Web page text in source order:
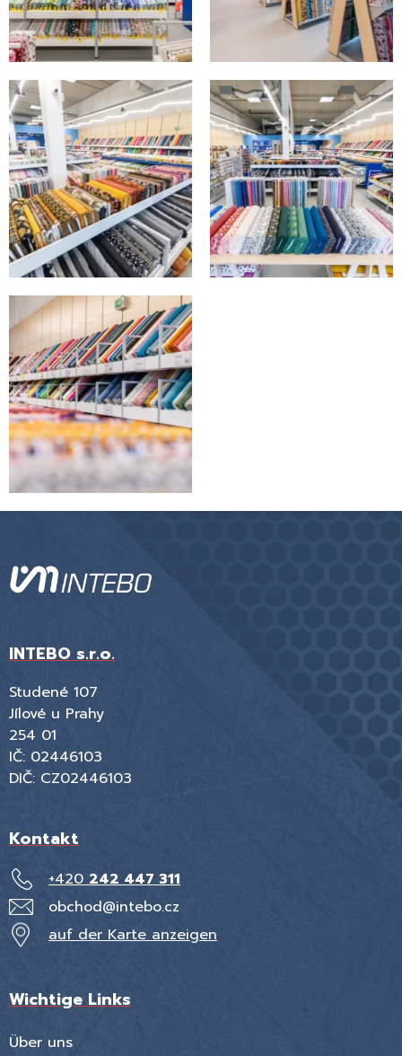
INTEBO s.r.o.
Studené 107
Jílové u Prahy
254 01
IČ: 02446103
DIČ: CZ02446103
Kontakt
+420242 447 311
obchod@intebo.cz
auf der Karte anzeigen
Wichtige Links
Über uns